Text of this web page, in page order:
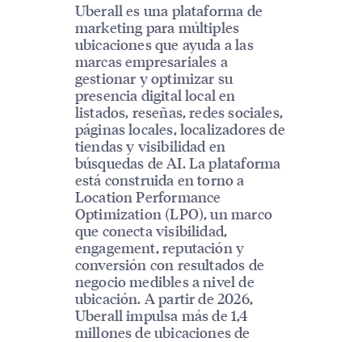
Uberall es una plataforma de
marketing para múltiples
ubicaciones que ayuda a las
marcas empresariales a
gestionar y optimizar su
presencia digital local en
listados, reseñas, redes sociales,
páginas locales, localizadores de
tiendas y visibilidad en
búsquedas de AI. La plataforma
está construida en torno a
Location Performance
Optimization (LPO), un marco
que conecta visibilidad,
engagement, reputación y
conversión con resultados de
negocio medibles a nivel de
ubicación. A partir de 2026,
Uberall impulsa más de 1,4
millones de ubicaciones de